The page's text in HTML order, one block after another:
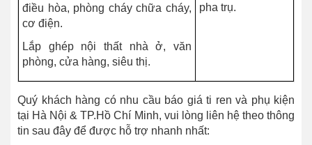
điều hòa, phòng cháy chữa cháy,
cơ điện.
Lắp ghép nội thất nhà ở, văn
phòng, cửa hàng, siêu thị.
pha trụ.
Quý khách hàng có nhu cầu báo giá ti ren và phụ kiện
tại Hà Nội & TP.Hồ Chí Minh, vui lòng liên hệ theo thông
tin sau đây để được hỗ trợ nhanh nhất: